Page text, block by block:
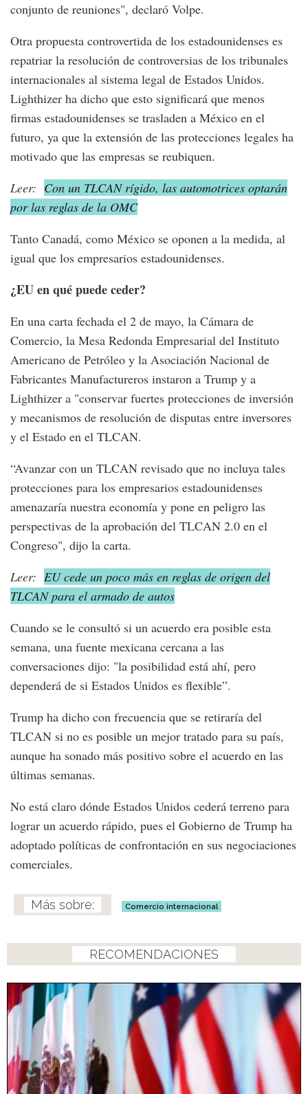
conjunto de reuniones", declaró Volpe.
Otra propuesta controvertida de los estadounidenses es
repatriar la resolución de controversias de los tribunales
internacionales al sistema legal de Estados Unidos.
Lighthizer ha dicho que esto significará que menos
firmas estadounidenses se trasladen a México en el
futuro, ya que la extensión de las protecciones legales ha
motivado que las empresas se reubiquen.
Leer: Con un TLCAN rígido, las automotrices optarán
por las reglas de la OMC
Tanto Canadá, como México se oponen a la medida, al
igual que los empresarios estadounidenses.
¿EU en qué puede ceder?
En una carta fechada el 2 de mayo, la Cámara de
Comercio, la Mesa Redonda Empresarial del Instituto
Americano de Petróleo y la Asociación Nacional de
Fabricantes Manufactureros instaron a Trump y a
Lighthizer a "conservar fuertes protecciones de inversión
y mecanismos de resolución de disputas entre inversores
y el Estado en el TLCAN.
“Avanzar con un TLCAN revisado que no incluya tales
protecciones para los empresarios estadounidenses
amenazaría nuestra economía y pone en peligro las
perspectivas de la aprobación del TLCAN 2.0 en el
Congreso", dijo la carta.
Leer: EU cede un poco más en reglas de origen del
TLCAN para el armado de autos
Cuando se le consultó si un acuerdo era posible esta
semana, una fuente mexicana cercana a las
conversaciones dijo: "la posibilidad está ahí, pero
dependerá de si Estados Unidos es flexible”.
Trump ha dicho con frecuencia que se retiraría del
TLCAN si no es posible un mejor tratado para su país,
aunque ha sonado más positivo sobre el acuerdo en las
últimas semanas.
No está claro dónde Estados Unidos cederá terreno para
lograr un acuerdo rápido, pues el Gobierno de Trump ha
adoptado políticas de confrontación en sus negociaciones
comerciales.
Comercio internacional
RECOMENDACIONES